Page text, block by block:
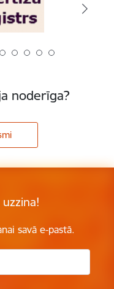
noderīga?
savā e-pastā.